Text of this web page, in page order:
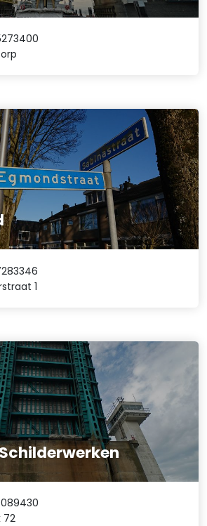
1
72